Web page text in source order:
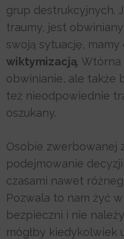
grup destrukcyjnych.
traumy, jest
swoją sytuację, mamy
wiktymizacją.
obwinianie, ale także
też nieodpowiednie
oszukany.
Osobie zwerbowanej
podejmowanie
czasami nawet
Pozwala to nam żyć
bezpieczni i nie
mógłby kiedykolwiek